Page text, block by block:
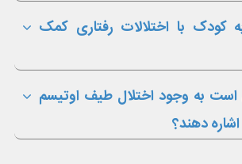
کودک با اختلالات رفتاری کمک
به وجود اختلال طیف اوتیسم